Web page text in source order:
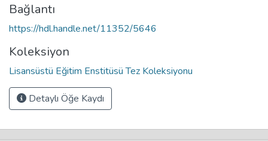
Bağlantı
https://hdl.handle.net/11352/5646
Koleksiyon
Lisansüstü Eğitim Enstitüsü Tez Koleksiyonu
Detaylı Öğe Kaydı